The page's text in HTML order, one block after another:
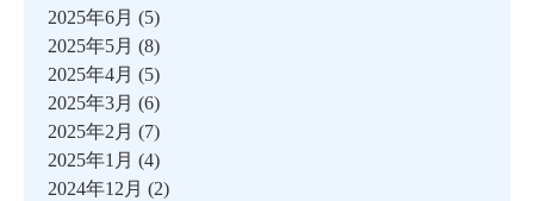
2025年6月 (5)
2025年5月 (8)
2025年4月 (5)
2025年3月 (6)
2025年2月 (7)
2025年1月 (4)
2024年12月 (2)